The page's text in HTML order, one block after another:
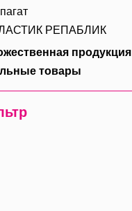
РЕПАБЛИК
продукция
товары